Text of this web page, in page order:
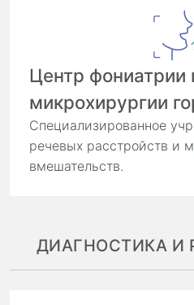
Центр фониатрии
микрохирургии
Специализированное
речевых расстройств и
вмешательств.
ДИАГНОСТИКА И